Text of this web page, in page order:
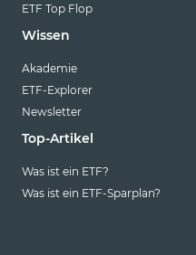
ETF Top Flop
Wissen
Akademie
ETF-Explorer
Newsletter
Top-Artikel
Was ist ein ETF?
Was ist ein ETF-Sparplan?